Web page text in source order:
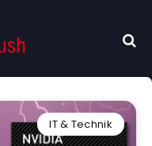
IT & Technik